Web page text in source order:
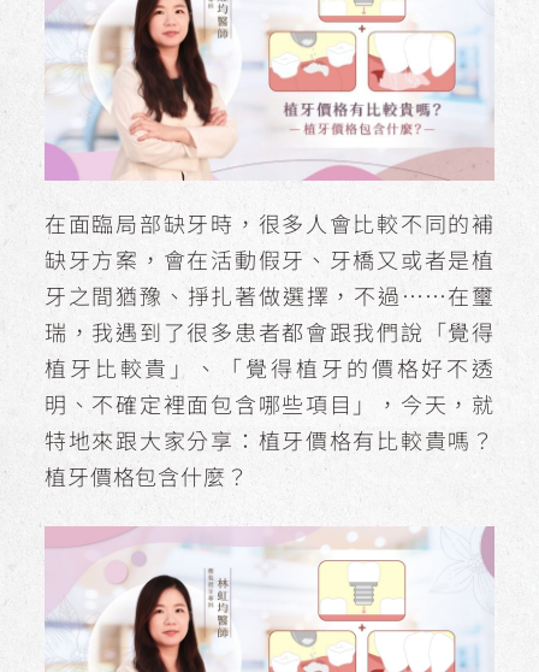
在面臨局部缺牙時，很多人會比較不同的補
缺牙方案，會在活動假牙、牙橋又或者是植
牙之間猶豫、掙扎著做選擇，不過……在璽
瑞，我遇到了很多患者都會跟我們說「覺得
植牙比較貴」、「覺得植牙的價格好不透
明、不確定裡面包含哪些項目」，今天，就
特地來跟大家分享：植牙價格有比較貴嗎？
植牙價格包含什麼？